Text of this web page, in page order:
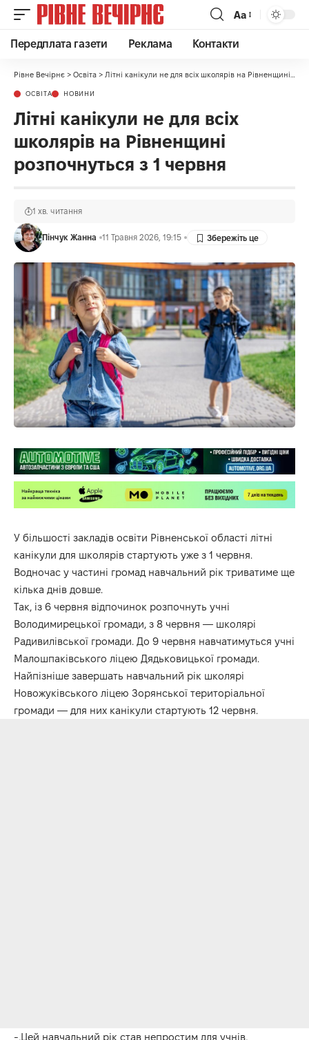
Аа
Передплата газети Реклама Контакти
Рівне Вечірнє > Освіта > Літні канікули не для всіх школярів на Рівненщині розпочнуться з 1 червня
ОСВІТА НОВИНИ
Літні канікули не для всіх
школярів на Рівненщині
розпочнуться з 1 червня
Пінчук Жанна 11 Травня 2026, 19:15
1 хв. читання
У більшості закладів освіти Рівненської області літні
канікули для школярів стартують уже з 1 червня.
Водночас у частині громад навчальний рік триватиме ще
кілька днів довше.
Так, із 6 червня відпочинок розпочнуть учні
Володимирецької громади, з 8 червня — школярі
Радивилівської громади. До 9 червня навчатимуться учні
Малошпаківського ліцею Дядьковицької громади.
Найпізніше завершать навчальний рік школярі
Новожуківського ліцею Зорянської територіальної
громади — для них канікули стартують 12 червня.
-,Цей навчальний рік став непростим для учнів,